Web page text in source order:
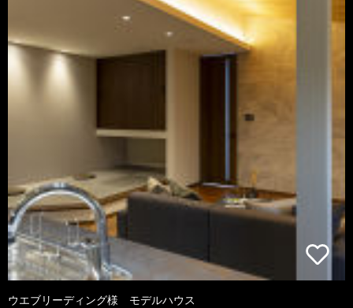
ウエブリーディング様 モデルハウス